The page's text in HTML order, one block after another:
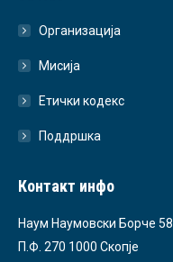
Организација
Мисија
Етички кодекс
Поддршка
Контакт инфо
Наум Наумовски Борче 58
П.Ф. 270 1000 Скопје